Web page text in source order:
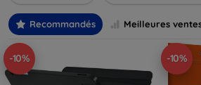
parfait pour exprimer votre style tout
durabilité de votre appareil.
Recommandés Meilleures
-10% -10%